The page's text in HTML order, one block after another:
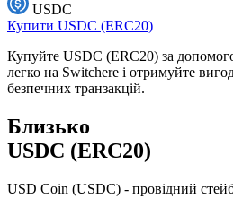
USDC
Купити USDC (ERC20)
Купуйте USDC (ERC20) за
легко на Switchere і отримуйте
безпечних транзакцій.
Близько
USDC (ERC20)
USD Coin (USDC) - провідний